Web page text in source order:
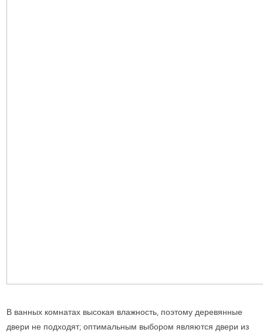
В ванных комнатах высокая влажность, поэтому деревянные
двери не подходят; оптимальным выбором являются двери из